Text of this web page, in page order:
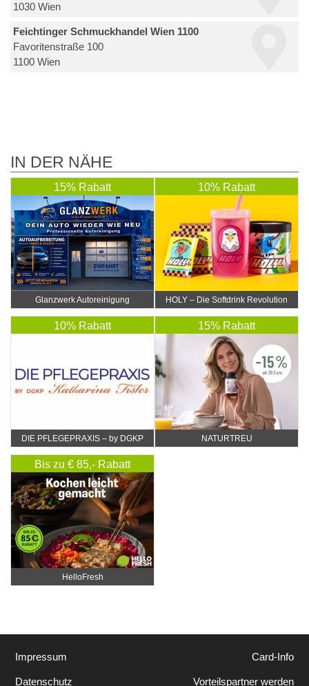
1030 Wien
Feichtinger Schmuckhandel Wien 1100
Favoritenstraße 100
1100 Wien
IN DER NÄHE
15% Rabatt
Glanzwerk Autoreinigung
10% Rabatt
HOLY – Die Softdrink Revolution
10% Rabatt
DIE PFLEGEPRAXIS – by DGKP
Katharina Fister
15% Rabatt
NATURTREU
Bis zu € 85,- Rabatt
HelloFresh
Impressum
Datenschutz
Card-Info
Vorteilspartner werden